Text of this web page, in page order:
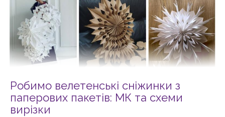
Робимо велетенські сніжинки з
паперових пакетів: МК та схеми
вирізки